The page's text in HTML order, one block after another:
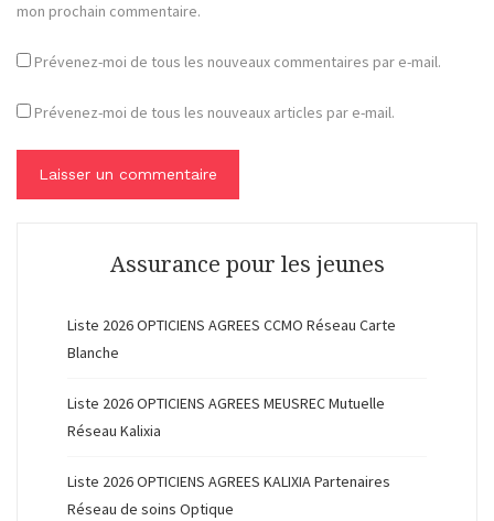
mon prochain commentaire.
Prévenez-moi de tous les nouveaux commentaires par e-mail.
Prévenez-moi de tous les nouveaux articles par e-mail.
Assurance pour les jeunes
Liste 2026 OPTICIENS AGREES CCMO Réseau Carte
Blanche
Liste 2026 OPTICIENS AGREES MEUSREC Mutuelle
Réseau Kalixia
Liste 2026 OPTICIENS AGREES KALIXIA Partenaires
Réseau de soins Optique